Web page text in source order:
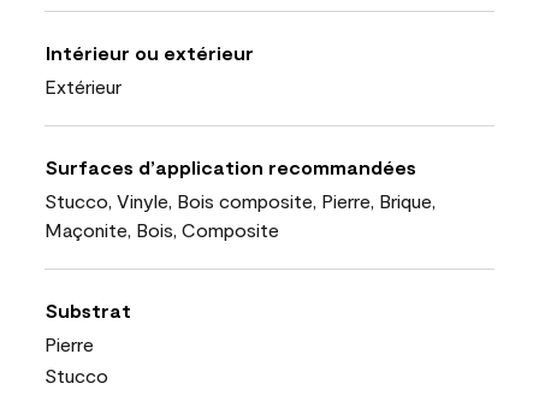
Intérieur ou extérieur
Extérieur
Surfaces d’application recommandées
Stucco, Vinyle, Bois composite, Pierre, Brique,
Maçonite, Bois, Composite
Substrat
Pierre
Stucco